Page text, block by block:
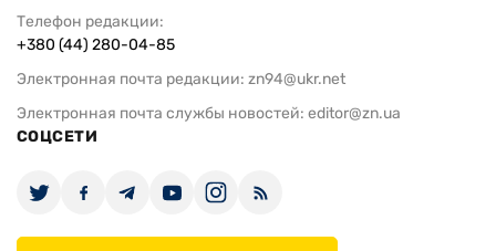
Телефон редакции:
+380 (44) 280-04-85
Электронная почта редакции: zn94@ukr.net
Электронная почта службы новостей: editor@zn.ua
СОЦСЕТИ